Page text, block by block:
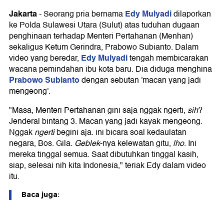
Jakarta-Seorang pria bernamaEdy Mulyadidilaporkan
ke Polda Sulawesi Utara (Sulut) atas tuduhan dugaan
penghinaan terhadap Menteri Pertahanan (Menhan)
sekaligus Ketum Gerindra, Prabowo Subianto. Dalam
video yang beredar, Edy Mulyaditengah membicarakan
wacana pemindahan ibu kota baru. Dia diduga menghina
Prabowo Subiantodengan sebutan 'macan yang jadi
mengeong'.
"Masa, Menteri Pertahanan gini saja nggak ngerti, sih?
Jenderal bintang 3. Macan yang jadi kayak mengeong.
Nggakngertibegini aja. ini bicara soal kedaulatan
negara, Bos. Gila. Geblek-nya kelewatan gitu, lho. Ini
mereka tinggal semua. Saat dibutuhkan tinggal kasih,
siap, selesai nih kita Indonesia," teriak Edy dalam video
itu.
Baca juga: